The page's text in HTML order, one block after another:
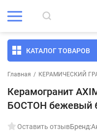
КАТАЛОГ ТОВАРОВ
Главная / КЕРАМИЧЕСКИЙ
Керамогранит
БОСТОН бежевый
Оставить отзывБренд: